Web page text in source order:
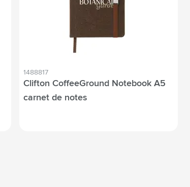
1488817
Clifton CoffeeGround Notebook A5
carnet de notes